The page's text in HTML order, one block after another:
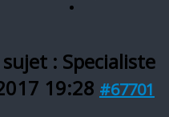
: Specialiste
19:28 #67701